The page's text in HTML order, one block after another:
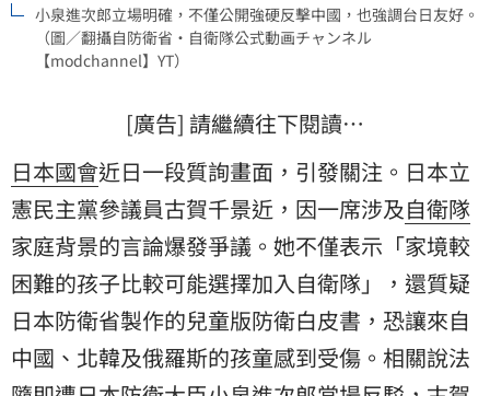
小泉進次郎立場明確，不僅公開強硬反擊中國，也強調台日友好。
（圖／翻攝自防衛省・自衛隊公式動画チャンネル
【modchannel】YT）
[廣告] 請繼續往下閱讀…
日本國會近日一段質詢畫面，引發關注。日本立
憲民主黨參議員古賀千景近，因一席涉及自衛隊
家庭背景的言論爆發爭議。她不僅表示「家境較
困難的孩子比較可能選擇加入自衛隊」，還質疑
日本防衛省製作的兒童版防衛白皮書，恐讓來自
中國 、北韓及俄羅斯的孩童感到受傷。相關說法